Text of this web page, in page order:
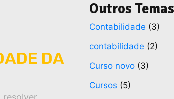
DA
resolver
Outros Temas
Contabilidade (3)
contabilidade (2)
Curso novo (3)
Cursos (5)